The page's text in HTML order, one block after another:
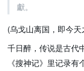
獻。
(乌戈山离国，即今
千日醉，传说是古代
《搜神记》里记录